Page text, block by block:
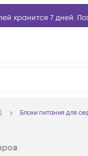
хранится 7 дней.
Блоки питания для